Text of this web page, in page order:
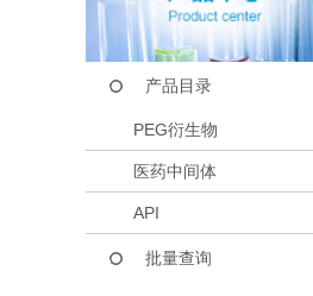
产品目录
PEG衍生物
医药中间体
API
批量查询